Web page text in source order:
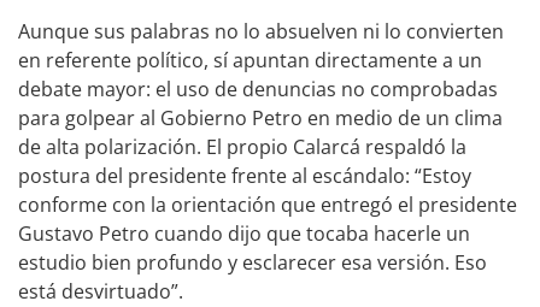
Aunque sus palabras no lo absuelven ni lo convierten
en referente político, sí apuntan directamente a un
debate mayor: el uso de denuncias no comprobadas
para golpear al Gobierno Petro en medio de un clima
de alta polarización. El propio Calarcá respaldó la
postura del presidente frente al escándalo: “Estoy
conforme con la orientación que entregó el presidente
Gustavo Petro cuando dijo que tocaba hacerle un
estudio bien profundo y esclarecer esa versión. Eso
está desvirtuado”.